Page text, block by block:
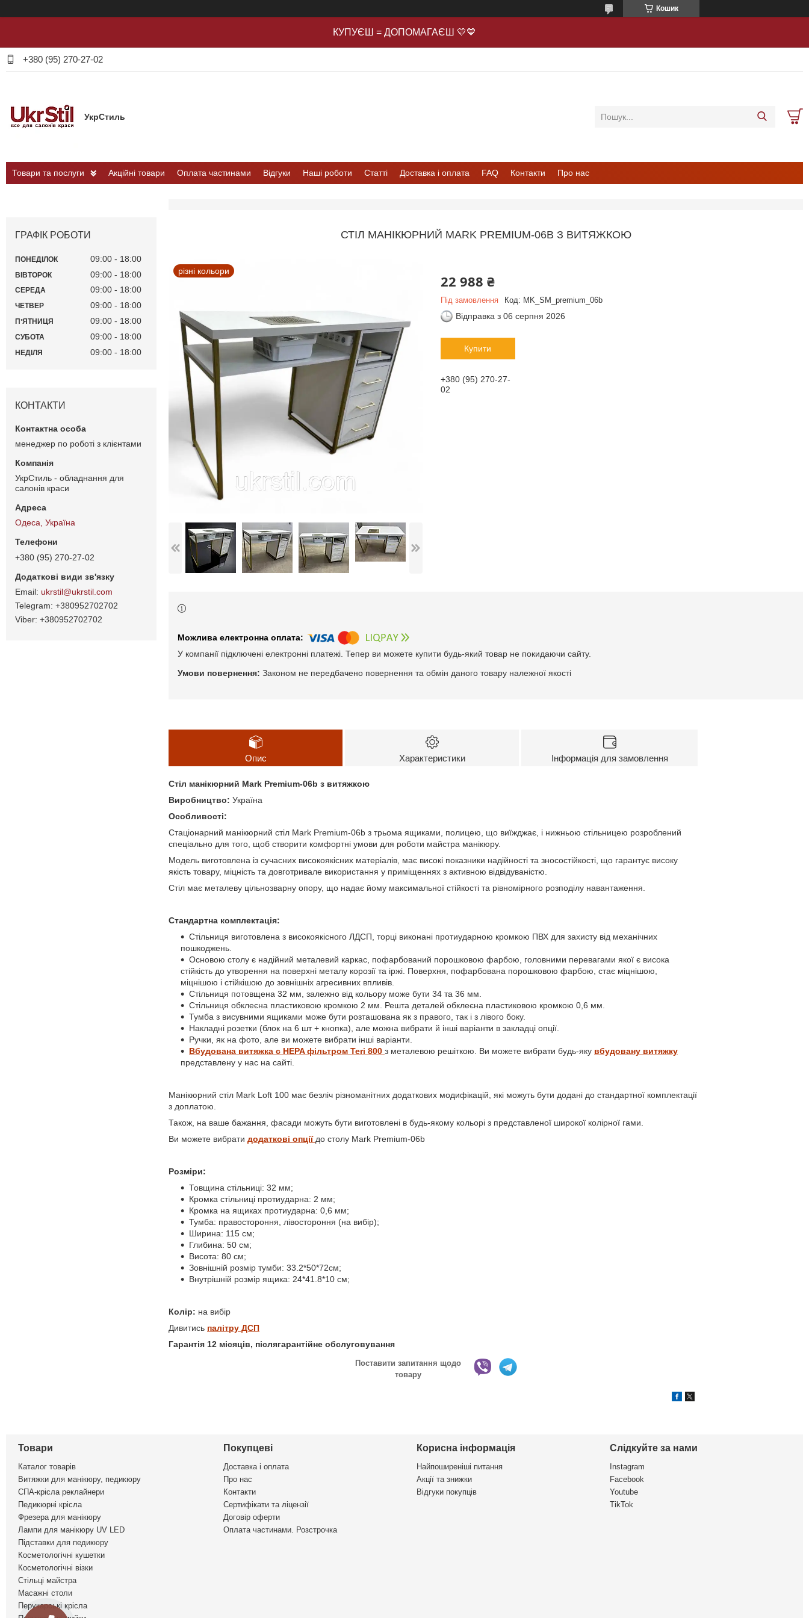
Кошик
КУПУЄШ = ДОПОМАГАЄШ 💛💙
+380 (95) 270-27-02
УкрСтиль
Товари та послуги Акційні товари Оплата частинами Відгуки Наші роботи Статті Доставка і оплата FAQ Контакти Про нас
СТІЛ МАНІКЮРНИЙ MARK PREMIUM-06B З ВИТЯЖКОЮ
різні кольори
22 988 ₴
Під замовлення Код: MK_SM_premium_06b
Відправка з 06 серпня 2026
Купити
+380 (95) 270-27-
02
У компанії підключені електронні платежі. Тепер ви можете купити будь-який товар не покидаючи сайту.
Законом не передбачено повернення та обмін даного товару належної якості
Опис Характеристики Інформація для замовлення
Стіл манікюрний Mark Premium-06b з витяжкою
Виробництво: Україна
Особливості:
Стаціонарний манікюрний стіл Mark Premium-06b з трьома ящиками, полицею, що виїжджає, і нижньою стільницею розроблений
спеціально для того, щоб створити комфортні умови для роботи майстра манікюру.
Модель виготовлена із сучасних високоякісних матеріалів, має високі показники надійності та зносостійкості, що гарантує високу
якість товару, міцність та довготривале використання у приміщеннях з активною відвідуваністю.
Стіл має металеву цільнозварну опору, що надає йому максимальної стійкості та рівномірного розподілу навантаження.
Стандартна комплектація:
Стільниця виготовлена з високоякісного ЛДСП, торці виконані протиударною кромкою ПВХ для захисту від механічних
пошкоджень.
Основою столу є надійний металевий каркас, пофарбований порошковою фарбою, головними перевагами якої є висока
стійкість до утворення на поверхні металу корозії та іржі. Поверхня, пофарбована порошковою фарбою, стає міцнішою,
міцнішою і стійкішою до зовнішніх агресивних впливів.
Стільниця потовщена 32 мм, залежно від кольору може бути 34 та 36 мм.
Стільниця обклеєна пластиковою кромкою 2 мм. Решта деталей обклеєна пластиковою кромкою 0,6 мм.
Тумба з висувними ящиками може бути розташована як з правого, так і з лівого боку.
Накладні розетки (блок на 6 шт + кнопка), але можна вибрати й інші варіанти в закладці опції.
Ручки, як на фото, але ви можете вибрати інші варіанти.
Вбудована витяжка с HEPAфільтром Teri 800 з металевою решіткою . Ви можете вибрати будь-яку вбудовану витяжку
представлену у нас на сайті.
Манікюрний стіл Mark Loft 100 має безліч різноманітних додаткових модифікацій, які можуть бути додані до стандартної комплектації
з доплатою.
Також, на ваше бажання, фасади можуть бути виготовлені в будь-якому кольорі з представленої широкої колірної гами.
Ви можете вибрати додаткові опції до столу Mark Premium-06b
Розміри:
Товщина стільниці: 32 мм;
Кромка стільниці протиударна: 2 мм;
Кромка на ящиках протиударна: 0,6 мм;
Тумба: правостороння, лівостороння (на вибір);
Ширина: 115 см;
Глибина: 50 см;
Висота: 80 см;
Зовнішній розмір тумби: 33.2*50*72см;
Внутрішній розмір ящика: 24*41.8*10 см;
Колір: на вибір
Дивитись палітру ДСП
Гарантія 12 місяців, післягарантійне обслуговування
Поставити запитання щодо
товару
ГРАФІК РОБОТИ
ПОНЕДІЛОК 09:00 18:00
ВІВТОРОК 09:00 18:00
СЕРЕДА 09:00 18:00
ЧЕТВЕР 09:00 18:00
ПʼЯТНИЦЯ 09:00 18:00
СУБОТА 09:00 18:00
НЕДІЛЯ 09:00 18:00
КОНТАКТИ
менеджер по роботі з клієнтами
УкрСтиль - обладнання для
салонів краси
Одеса, Україна
+380 (95) 270-27-02
ukrstil@ukrstil.com
+380952702702
+380952702702
Товари
Каталог товарів
Витяжки для манікюру, педикюру
СПА-крісла реклайнери
Педикюрні крісла
Фрезера для манікюру
Лампи для манікюру UV LED
Підставки для педикюру
Косметологічні кушетки
Косметологічні візки
Стільці майстра
Масажні столи
Перукарські крісла
Покупцеві
Доставка і оплата
Про нас
Контакти
Сертифікати та ліцензії
Договір оферти
Оплата частинами. Розстрочка
Корисна інформація
Найпоширеніші питання
Акції та знижки
Відгуки покупців
Слідкуйте за нами
Instagram
Facebook
Youtube
TikTok